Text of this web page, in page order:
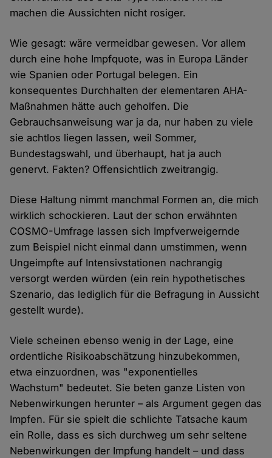
machen die Aussichten nicht rosiger.
Wie gesagt: wäre vermeidbar gewesen. Vor allem
durch eine hohe Impfquote, was in Europa Länder
wie Spanien oder Portugal belegen. Ein
konsequentes Durchhalten der elementaren AHA-
Maßnahmen hätte auch geholfen. Die
Gebrauchsanweisung war ja da, nur haben zu viele
sie achtlos liegen lassen, weil Sommer,
Bundestagswahl, und überhaupt, hat ja auch
genervt. Fakten? Offensichtlich zweitrangig.
Diese Haltung nimmt manchmal Formen an, die mich
wirklich schockieren. Laut der schon erwähnten
COSMO-Umfrage lassen sich Impfverweigernde
zum Beispiel nicht einmal dann umstimmen, wenn
Ungeimpfte auf Intensivstationen nachrangig
versorgt werden würden (ein rein hypothetisches
Szenario, das lediglich für die Befragung in Aussicht
gestellt wurde).
Viele scheinen ebenso wenig in der Lage, eine
ordentliche Risikoabschätzung hinzubekommen,
etwa einzuordnen, was "exponentielles
Wachstum" bedeutet. Sie beten ganze Listen von
Nebenwirkungen herunter – als Argument gegen das
Impfen. Für sie spielt die schlichte Tatsache kaum
ein Rolle, dass es sich durchweg um sehr seltene
Nebenwirkungen der Impfung handelt – und dass